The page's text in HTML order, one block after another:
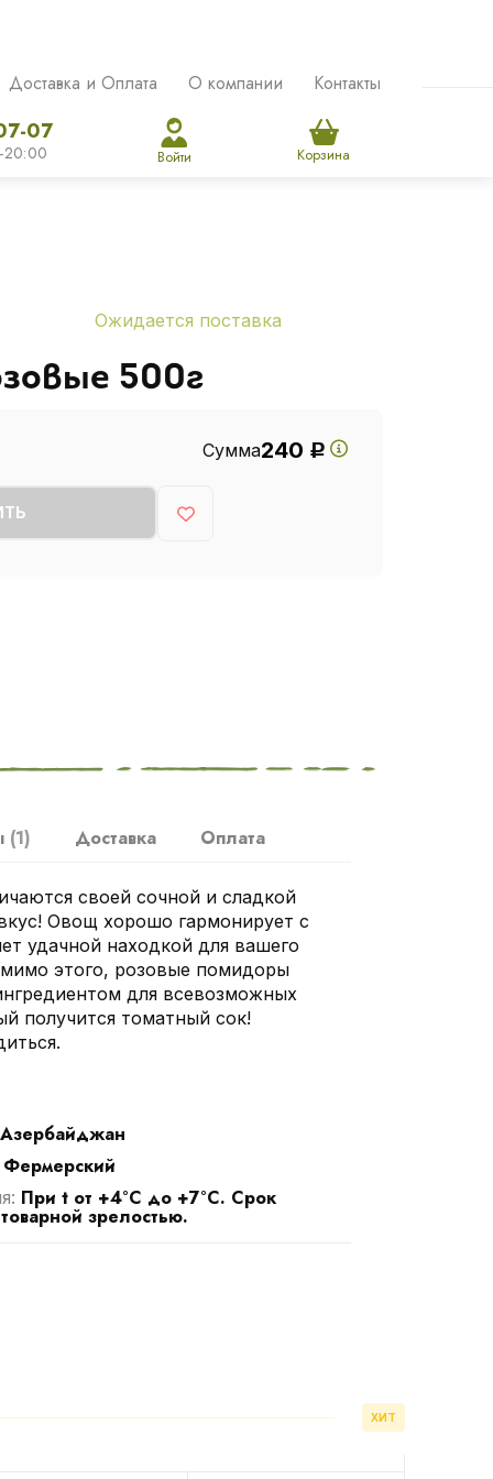
Доставка и Оплата О компании Контакты
07
20:00 Войти Корзина
Ожидается поставка
500г
Сумма240 Р
(1) Доставка Оплата
своей сочной и сладкой
Овощ хорошо гармонирует с
удачной находкой для вашего
этого, розовые помидоры
для всевозможных
получится томатный сок!
Азербайджан
Фермерский
При t от +4°С до +7°С. Срок
зрелостью.
ХИТ